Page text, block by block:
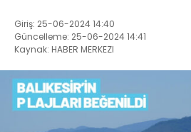
Giriş: 25-06-2024 14:40
Güncelleme: 25-06-2024 14:41
Kaynak: HABER MERKEZI